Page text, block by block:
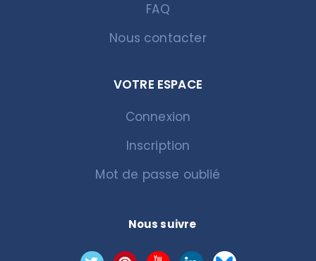
FAQ
Nous contacter
VOTRE ESPACE
Connexion
Inscription
Mot de passe oublié
Nous suivre